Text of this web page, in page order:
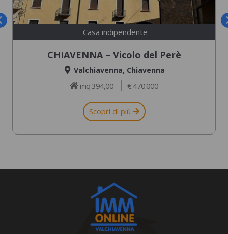
Casa indipendente
CHIAVENNA – Vicolo del Perè
Valchiavenna, Chiavenna
mq 394,00 € 470.000
Scopri di più